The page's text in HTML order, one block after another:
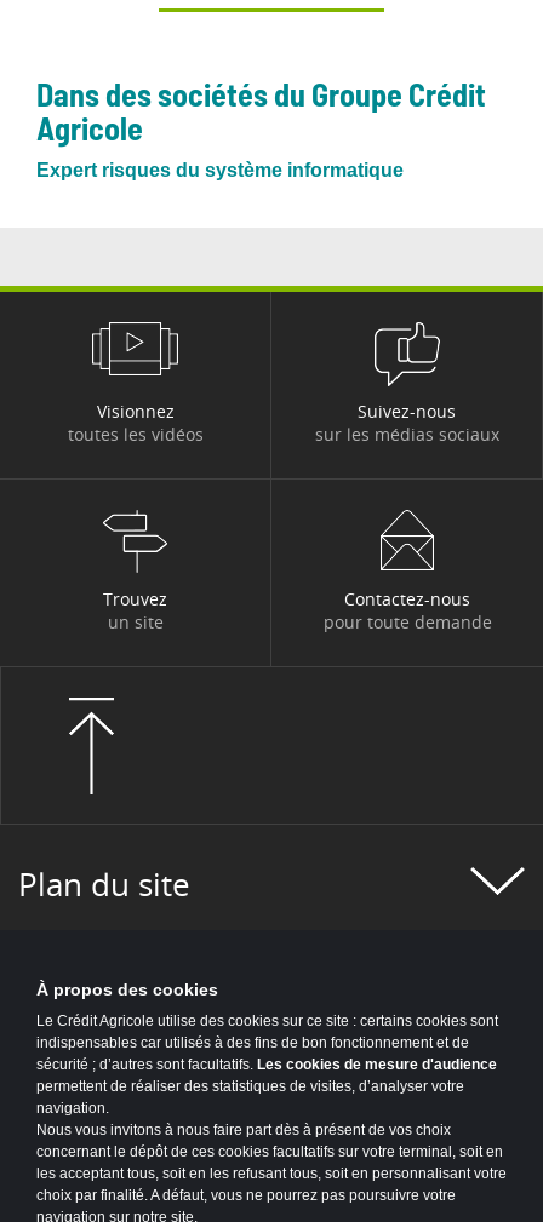
Dans des sociétés du Groupe Crédit
Agricole
Expert risques du système informatique
Visionnez
toutes les vidéos
Suivez-nous
sur les médias sociaux
Trouvez
un site
Contactez-nous
pour toute demande
Plan du site
À propos des cookies
Le Crédit Agricole utilise des cookies sur ce site : certains cookies sont
indispensables car utilisés à des fins de bon fonctionnement et de
sécurité ; d’autres sont facultatifs. Les cookies de mesure d'audience
permettent de réaliser des statistiques de visites, d’analyser votre
navigation.
Nous vous invitons à nous faire part dès à présent de vos choix
concernant le dépôt de ces cookies facultatifs sur votre terminal, soit en
les acceptant tous, soit en les refusant tous, soit en personnalisant votre
choix par finalité. A défaut, vous ne pourrez pas poursuivre votre
navigation sur notre site.